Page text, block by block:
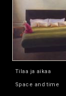
Tilaa ja aikaa
Space and time